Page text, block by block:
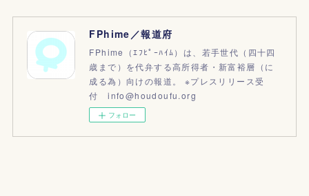
FPhime／報道府
FPhime（ｴﾌﾋﾟｰﾊｲﾑ）は、若手世代（四十四
歳まで）を代弁する高所得者・新富裕層（に
成る為）向けの報道。 ※プレスリリース受
付 info@houdoufu.org
フォロー